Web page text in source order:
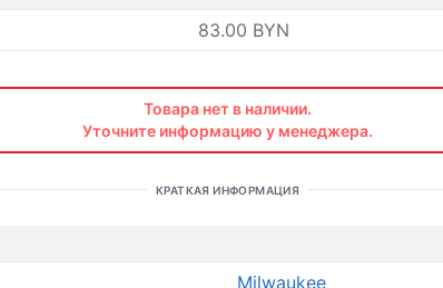
83.00 BYN
Товара нет в наличии.
Уточните информацию у менеджера.
КРАТКАЯ ИНФОРМАЦИЯ
Milwaukee